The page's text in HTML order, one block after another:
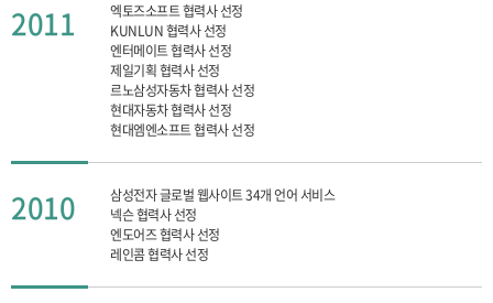
2011
엑토즈소프트 협력사 선정
KUNLUN 협력사 선정
엔터메이트 협력사 선정
제일기획 협력사 선정
르노삼성자동차 협력사 선정
현대자동차 협력사 선정
현대엠엔소프트 협력사 선정
2010
삼성전자 글로벌 웹사이트 34개 언어 서비스
넥슨 협력사 선정
엔도어즈 협력사 선정
레인콤 협력사 선정